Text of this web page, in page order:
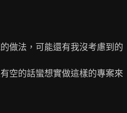
做法，可能還有我沒考慮到的
空的話蠻想實做這樣的專案來